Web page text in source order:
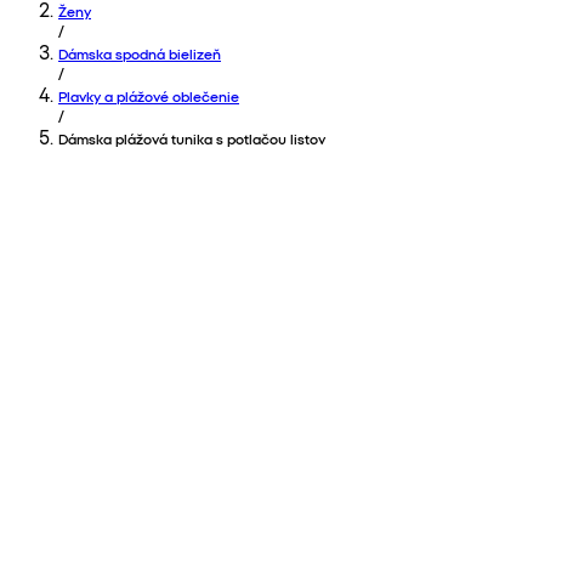
Ženy
/
Dámska spodná bielizeň
/
Plavky a plážové oblečenie
/
Dámska plážová tunika s potlačou listov